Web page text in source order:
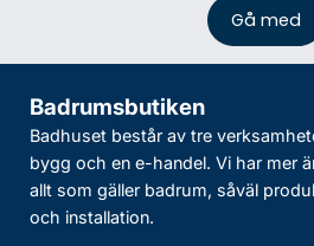
Badrumsbutiken
Badhuset består av tre
bygg och en e-handel. Vi har mer
allt som gäller badrum, såväl
och installation.